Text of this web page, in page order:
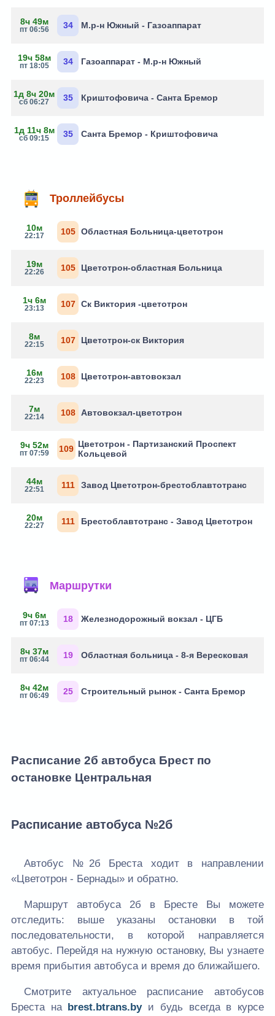
8ч 49м
пт 06:56 34 М.р-н Южный - Газоаппарат
19ч 58м
пт 18:05 34 Газоаппарат - М.р-н Южный
1д 8ч 20м
сб 06:27 35 Криштофовича - Санта Бремор
1д 11ч 8м
сб 09:15 35 Санта Бремор - Криштофовича
Троллейбусы
10м
22:17 105 Областная Больница-цветотрон
19м
22:26 105 Цветотрон-областная Больница
1ч 6м
23:13 107 Ск Виктория -цветотрон
8м
22:15 107 Цветотрон-ск Виктория
16м
22:23 108 Цветотрон-автовокзал
7м
22:14 108 Автовокзал-цветотрон
9ч 52м
пт 07:59 109 Цветотрон - Партизанский Проспект
Кольцевой
44м
22:51 111 Завод Цветотрон-брестоблавтотранс
20м
22:27 111 Брестоблавтотранс - Завод Цветотрон
Маршрутки
9ч 6м
пт 07:13 18 Железнодорожный вокзал - ЦГБ
8ч 37м
пт 06:44 19 Областная больница - 8-я Вересковая
8ч 42м
пт 06:49 25 Строительный рынок - Санта Бремор
Расписание 2б автобуса Брест по
остановке Центральная
Расписание автобуса №2б
Автобус №2б Бреста ходит в направлении
«Цветотрон - Бернады» и обратно.
Маршрут автобуса 2б в Бресте Вы можете
отследить: выше указаны остановки в той
последовательности, в которой направляется
автобус. Перейдя на нужную остановку, Вы узнаете
время прибытия автобуса и время до ближайшего.
Смотрите актуальное расписание автобусов
Бреста на brest.btrans.byи будь всегда в курсе